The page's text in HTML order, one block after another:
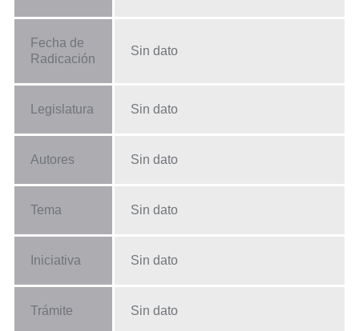
Fecha de
Radicación
Sin dato
Legislatura Sin dato
Autores Sin dato
Tema Sin dato
Iniciativa Sin dato
Trámite Sin dato